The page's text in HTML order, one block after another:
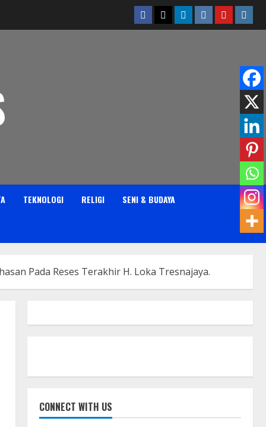
Facebook
TwitterLinkedin
VK Youtube
TEKNOLOGI RELIGI SENI & BUDAYA
Pada Reses Terakhir H. Loka Tresnajaya.
CONNECT WITH US